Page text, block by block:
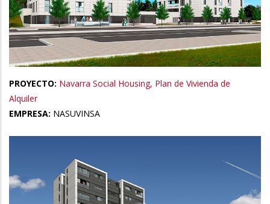
PROYECTO: Navarra Social Housing, Plan de Vivienda de
Alquiler
EMPRESA: NASUVINSA